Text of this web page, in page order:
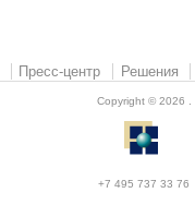
Пресс-центр Решения
Copyright © 2026
+7 495 737 33 76